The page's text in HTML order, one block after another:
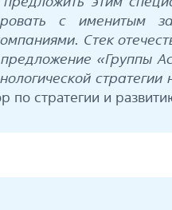
с именитым
Стек
«Группы
стратегии
по стратегии и